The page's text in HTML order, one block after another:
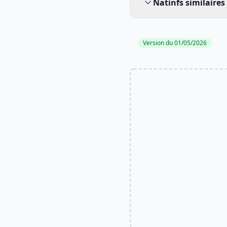
Natinfs similaires
Version du 01/05/2026